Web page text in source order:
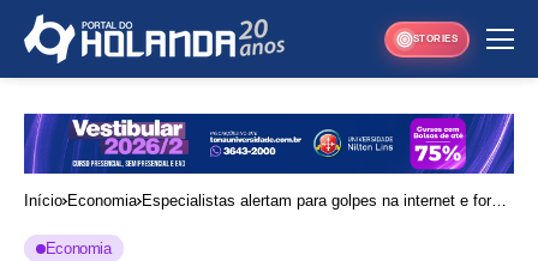
STORIES
Início Economia Especialistas alertam para golpes na internet e fora
Economia